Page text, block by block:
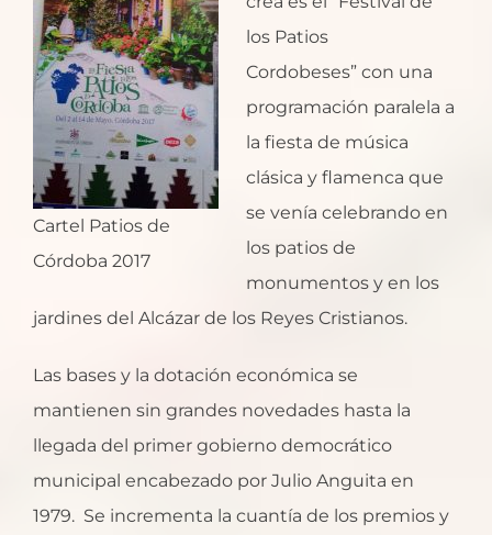
Cartel Patios de
Córdoba 2017
los Patios
Cordobeses” con una
programación paralela a
la fiesta de música
clásica y flamenca que
se venía celebrando en
los patios de
monumentos y en los
jardines del Alcázar de los Reyes Cristianos.
Las bases y la dotación económica se
mantienen sin grandes novedades hasta la
llegada del primer gobierno democrático
municipal encabezado por Julio Anguita en
1979. Se incrementa la cuantía de los premios y